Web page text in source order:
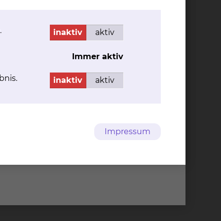
in Abwesenheit
inaktiv aktiv
Immer aktiv
inaktiv aktiv
Impressum